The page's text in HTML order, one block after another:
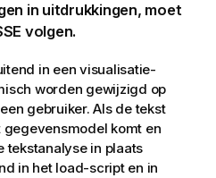
in uitdrukkingen, moet
volgen.
in een visualisatie-
worden gewijzigd op
gebruiker. Als de tekst
komt en
tekstanalyse in plaats
in het load-scripten in